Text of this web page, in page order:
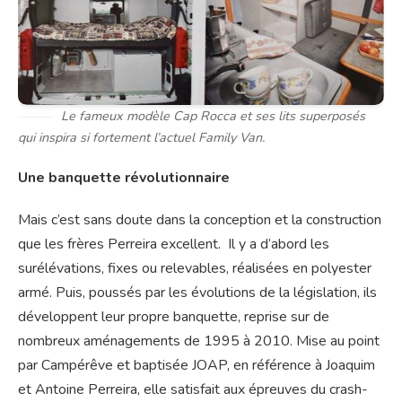
Le fameux modèle Cap Rocca et ses lits superposés
qui inspira si fortement l’actuel Family Van.
Une banquette révolutionnaire
Mais c’est sans doute dans la conception et la construction
que les frères Perreira excellent. Il y a d’abord les
surélévations, fixes ou relevables, réalisées en polyester
armé. Puis, poussés par les évolutions de la législation, ils
développent leur propre banquette, reprise sur de
nombreux aménagements de 1995 à 2010. Mise au point
par Campérêve et baptisée JOAP, en référence à Joaquim
et Antoine Perreira, elle satisfait aux épreuves du crash-